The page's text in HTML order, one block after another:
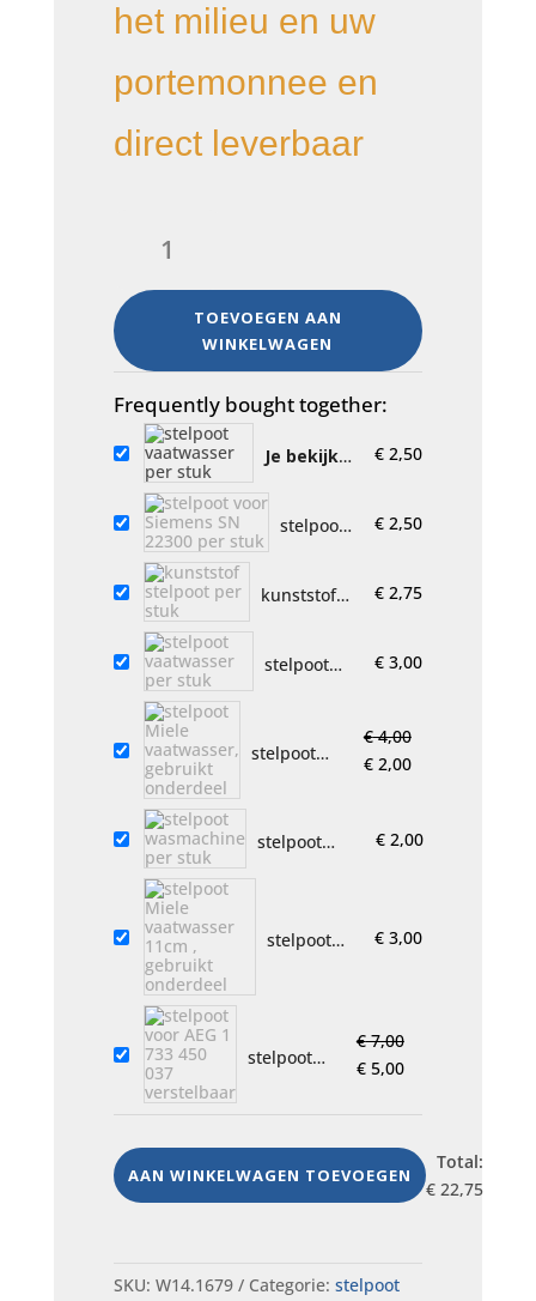
het milieu en uw
portemonnee en
direct leverbaar
vaatwasser
stuk
aantal
TOEVOEGEN AAN
WINKELWAGEN
Frequently bought together:
Je bekijkt
vaatwasser
per stuk
€ 2,50
stelpoot
SN 22300
€ 2,50
kunststof
€ 2,75
stelpoot
€ 3,00
stelpoot
onderdeel
€4,00
Oorspronkelijke
€ 4,00.
€2,00Huidige
€ 2,00.
stelpoot
€2,00
stelpoot
onderdeel
€ 3,00
stelpoot
verstelbaar
€7,00
Oorspronkelijke
was:
€ 7,00.
€5,00Huidige
is:
€ 5,00.
AAN WINKELWAGEN TOEVOEGEN
Total:
€22,75
SKU: W14.1679 Categorie: stelpoot